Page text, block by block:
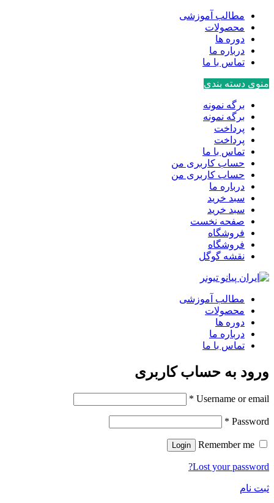
مطالب آموزشی
محصولات
دوره ها
درباره ما
تماس با ما
منوی دسته بندی
برگه نمونه
برگه نمونه
پرداخت
پرداخت
تماس با ما
حساب کاربری من
حساب کاربری من
درباره ما
سبد خرید
سبد خرید
صفحه نخست
فروشگاه
فروشگاه
نقشه گوگل
مطالب آموزشی
محصولات
دوره ها
درباره ما
تماس با ما
ورود به حساب کاربری
Username or email
*
Password
*
Remember me
Login
Lost your password?
ثبت نام